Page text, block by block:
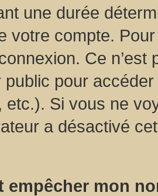
une durée
votre compte.
Ce
public pour
etc.). Si vous ne
a désactivé
empêcher mon